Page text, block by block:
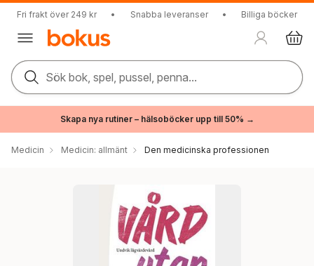
Fri frakt över 249 kr • Snabba leveranser • Billiga böcker
Sök bok, spel, pussel, penna...
Skapa nya rutiner – hälsoböcker upp till 50% →
Medicin Medicin: allmänt Den medicinska professionen